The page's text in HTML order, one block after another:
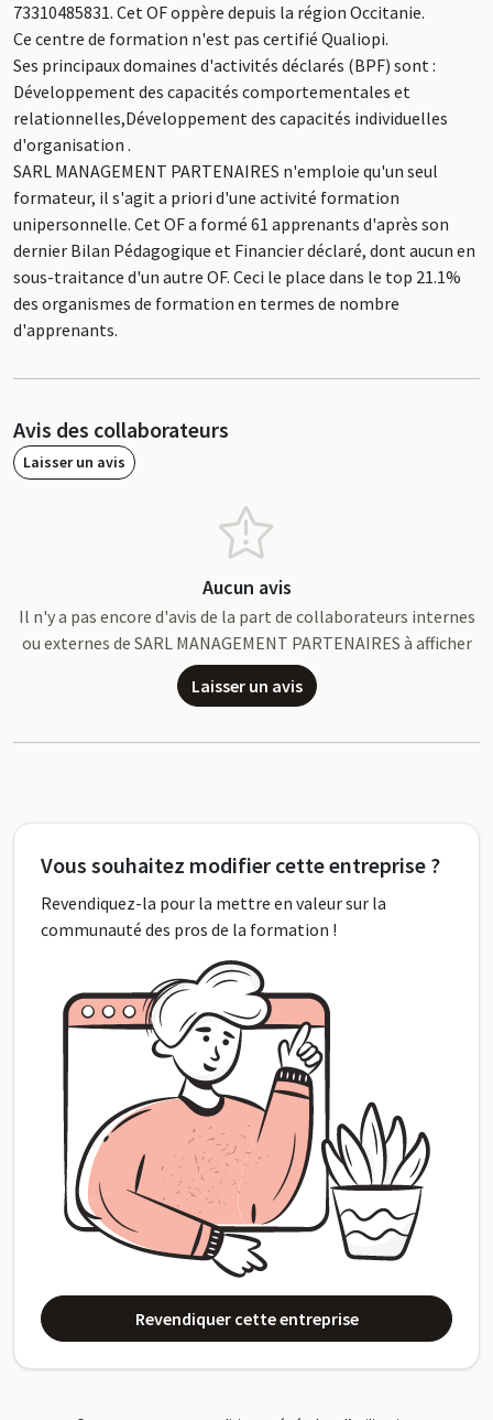
73310485831. Cet OF oppère depuis la région Occitanie.
Ce centre de formation n'est pas certifié Qualiopi.
Ses principaux domaines d'activités déclarés (BPF) sont :
Développement des capacités comportementales et
relationnelles,Développement des capacités individuelles
d'organisation .
SARL MANAGEMENT PARTENAIRES n'emploie qu'un seul
formateur, il s'agit a priori d'une activité formation
unipersonnelle. Cet OF a formé 61 apprenants d'après son
dernier Bilan Pédagogique et Financier déclaré, dont aucun en
sous-traitance d'un autre OF. Ceci le place dans le top 21.1%
des organismes de formation en termes de nombre
d'apprenants.
Avis des collaborateurs
Laisser un avis
Aucun avis
Il n'y a pas encore d'avis de la part de collaborateurs internes
ou externes de SARL MANAGEMENT PARTENAIRES à afficher
Laisser un avis
Vous souhaitez modifier cette entreprise ?
Revendiquez-la pour la mettre en valeur sur la
communauté des pros de la formation !
Revendiquer cette entreprise